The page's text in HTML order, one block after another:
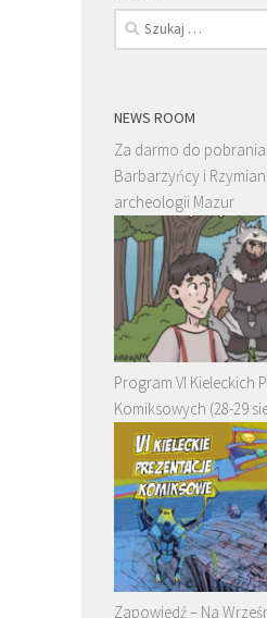
Szukaj:
NEWS ROOM
Za darmo do
Barbarzyńcy i
archeologii Mazur
Program VI Kieleckich
Komiksowych (28-29
Zapowiedź – Na